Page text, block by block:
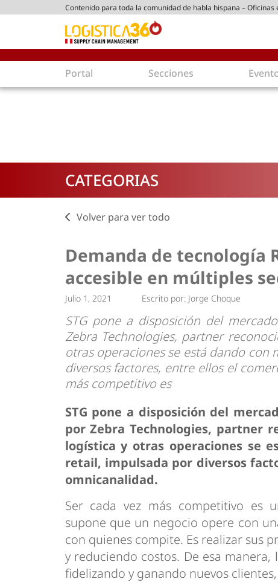
Contenido para toda la comunidad de habla hispana – Oficinas
Portal Secciones
Comercio Exterior
Agentes de carga
Customer Experience
Tecnologías
Tendencias
CATEGORIAS
Volver para ver todo
Demanda de tecnología
accesible en múltiples
Julio 1, 2021 Escrito por:Jorge Choque
STG pone a disposición del
Zebra Technologies, partner
otras operaciones se está dando
diversos factores, entre ellos el
más competitivo es
STG pone a disposición del
por Zebra Technologies, partner
logística y otras operaciones se
retail, impulsada por diversos
omnicanalidad.
Ser cada vez más competitivo es
supone que un negocio opere con
con quienes compite. Es realizar sus
y reduciendo costos. De esa
fidelizando y ganando nuevos